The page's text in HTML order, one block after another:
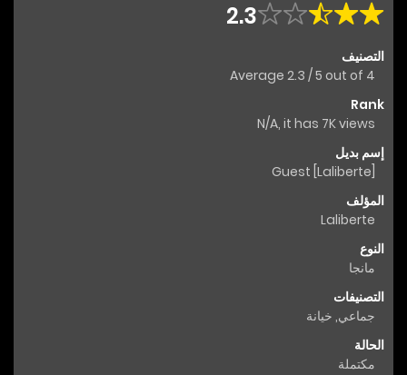
2.3
التصنيف
Average 2.3 /5 out of 4
Rank
N/A, it has 7K views
إسم بديل
Guest [Laliberte]
المؤلف
Laliberte
النوع
مانجا
التصنيفات
جماعي, خيانة
الحالة
مكتملة